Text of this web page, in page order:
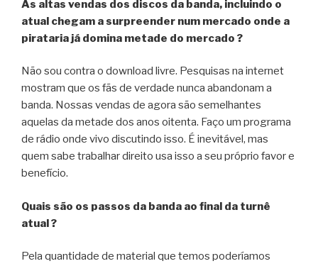
As altas vendas dos discos da banda, incluindo o
atual chegam a surpreender num mercado onde a
pirataria já domina metade do mercado ?
Não sou contra o download livre. Pesquisas na internet
mostram que os fãs de verdade nunca abandonam a
banda. Nossas vendas de agora são semelhantes
aquelas da metade dos anos oitenta. Faço um programa
de rádio onde vivo discutindo isso. É inevitável, mas
quem sabe trabalhar direito usa isso a seu próprio favor e
benefício.
Quais são os passos da banda ao final da turnê
atual ?
Pela quantidade de material que temos poderíamos